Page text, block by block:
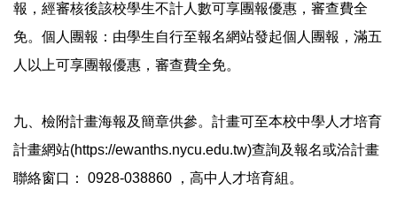
報，經審核後該校學生不計人數可享團報優惠，審查費全
免。個人團報：由學生自行至報名網站發起個人團報，滿五
人以上可享團報優惠，審查費全免。
九、檢附計畫海報及簡章供參。計畫可至本校中學人才培育
計畫網站(https://ewanths.nycu.edu.tw)查詢及報名或洽計畫
聯絡窗口： 0928-038860 ，高中人才培育組。